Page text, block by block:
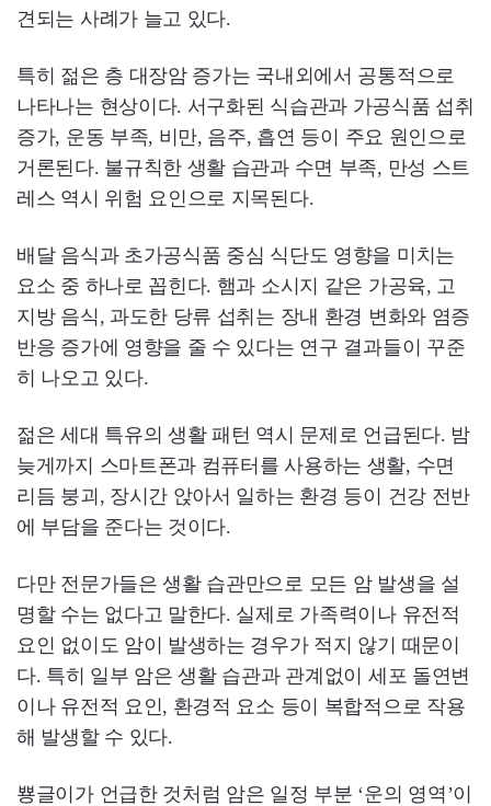
견되는 사례가 늘고 있다.
특히 젊은 층 대장암 증가는 국내외에서 공통적으로
나타나는 현상이다. 서구화된 식습관과 가공식품 섭취
증가, 운동 부족, 비만, 음주, 흡연 등이 주요 원인으로
거론된다. 불규칙한 생활 습관과 수면 부족, 만성 스트
레스 역시 위험 요인으로 지목된다.
배달 음식과 초가공식품 중심 식단도 영향을 미치는
요소 중 하나로 꼽힌다. 햄과 소시지 같은 가공육, 고
지방 음식, 과도한 당류 섭취는 장내 환경 변화와 염증
반응 증가에 영향을 줄 수 있다는 연구 결과들이 꾸준
히 나오고 있다.
젊은 세대 특유의 생활 패턴 역시 문제로 언급된다. 밤
늦게까지 스마트폰과 컴퓨터를 사용하는 생활, 수면
리듬 붕괴, 장시간 앉아서 일하는 환경 등이 건강 전반
에 부담을 준다는 것이다.
다만 전문가들은 생활 습관만으로 모든 암 발생을 설
명할 수는 없다고 말한다. 실제로 가족력이나 유전적
요인 없이도 암이 발생하는 경우가 적지 않기 때문이
다. 특히 일부 암은 생활 습관과 관계없이 세포 돌연변
이나 유전적 요인, 환경적 요소 등이 복합적으로 작용
해 발생할 수 있다.
뿅글이가 언급한 것처럼 암은 일정 부분 ‘운의 영역’이